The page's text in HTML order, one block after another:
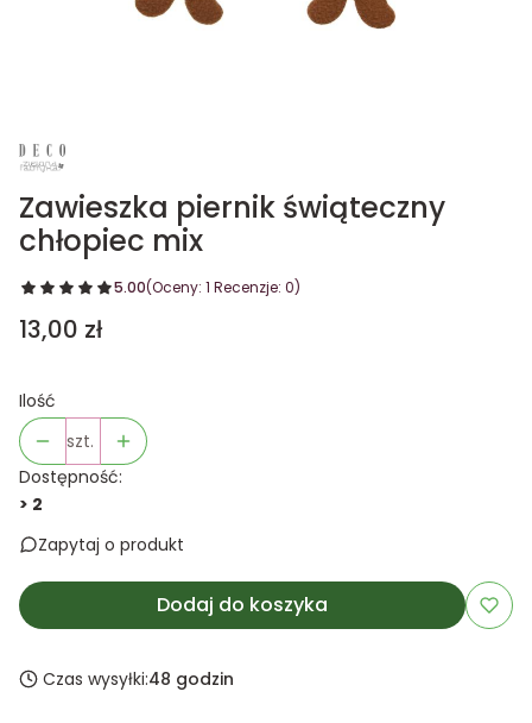
Zawieszka piernik świąteczny
chłopiec mix
5.00(Oceny: 1 Recenzje: 0)
Cena
13,00 zł
Ilość
szt.
Dostępność:
> 2
Zapytaj o produkt
Dodaj do koszyka
Czas wysyłki:48 godzin